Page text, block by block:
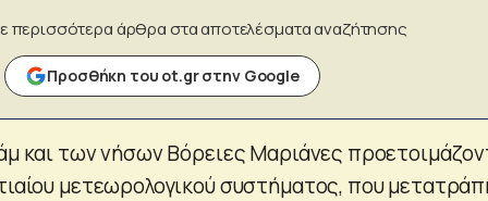
περισσότερα άρθρα στα αποτελέσματα αναζήτησης
Προσθήκη του ot.gr στην Google
και των νήσων Βόρειες Μαριάνες
μετεωρολογικού συστήματος, που